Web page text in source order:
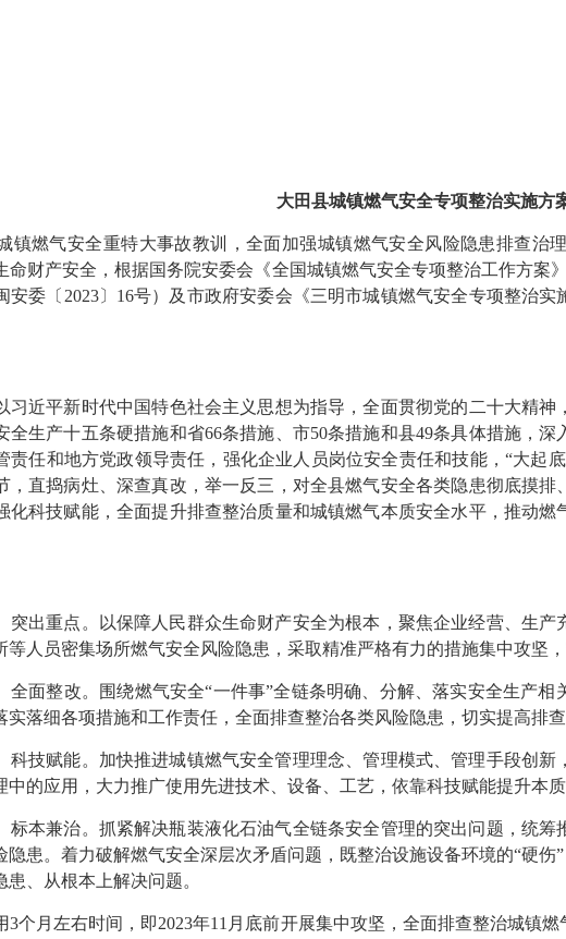
大田县城镇燃气安全专项整治实施方
燃气安全重特大事故教训，全面加强城镇燃气安全风险隐患排查治
命财产安全，根据国务院安委会《全国城镇燃气安全专项整治工作方案
安委〔2023〕16号）及市政府安委会《三明市城镇燃气安全专项整治
平新时代中国特色社会主义思想为指导，全面贯彻党的二十大精神
全生产十五条硬措施和省66条措施、市50条措施和县49条具体措施，
责任和地方党政领导责任，强化企业人员岗位安全责任和技能，“大起
，直捣病灶、深查真改，举一反三，对全县燃气安全各类隐患彻底摸
化科技赋能，全面提升排查整治质量和城镇燃气本质安全水平，推动
重点。以保障人民群众生命财产安全为根本，聚焦企业经营、生产
人员密集场所燃气安全风险隐患，采取精准严格有力的措施集中攻坚，
整改。围绕燃气安全“一件事”全链条明确、分解、落实安全生产相
实落细各项措施和工作责任，全面排查整治各类风险隐患，切实提高排
赋能。加快推进城镇燃气安全管理理念、管理模式、管理手段创新
的应用，大力推广使用先进技术、设备、工艺，依靠科技赋能提升本
兼治。抓紧解决瓶装液化石油气全链条安全管理的突出问题，统筹
患。着力破解燃气安全深层次矛盾问题，既整治设施设备环境的“硬
、从根本上解决问题。
月左右时间，即2023年11月底前开展集中攻坚，全面排查整治城镇